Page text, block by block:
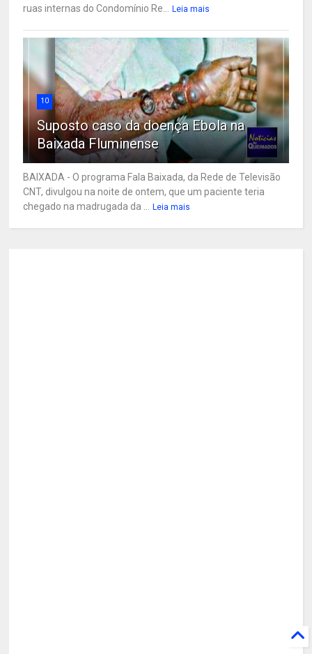
ruas internas do Condomínio Re...
Leia mais
10
Suposto caso da doença Ebola na
Baixada Fluminense
BAIXADA - O programa Fala Baixada, da Rede de Televisão
CNT, divulgou na noite de ontem, que um paciente teria
chegado na madrugada da ...
Leia mais